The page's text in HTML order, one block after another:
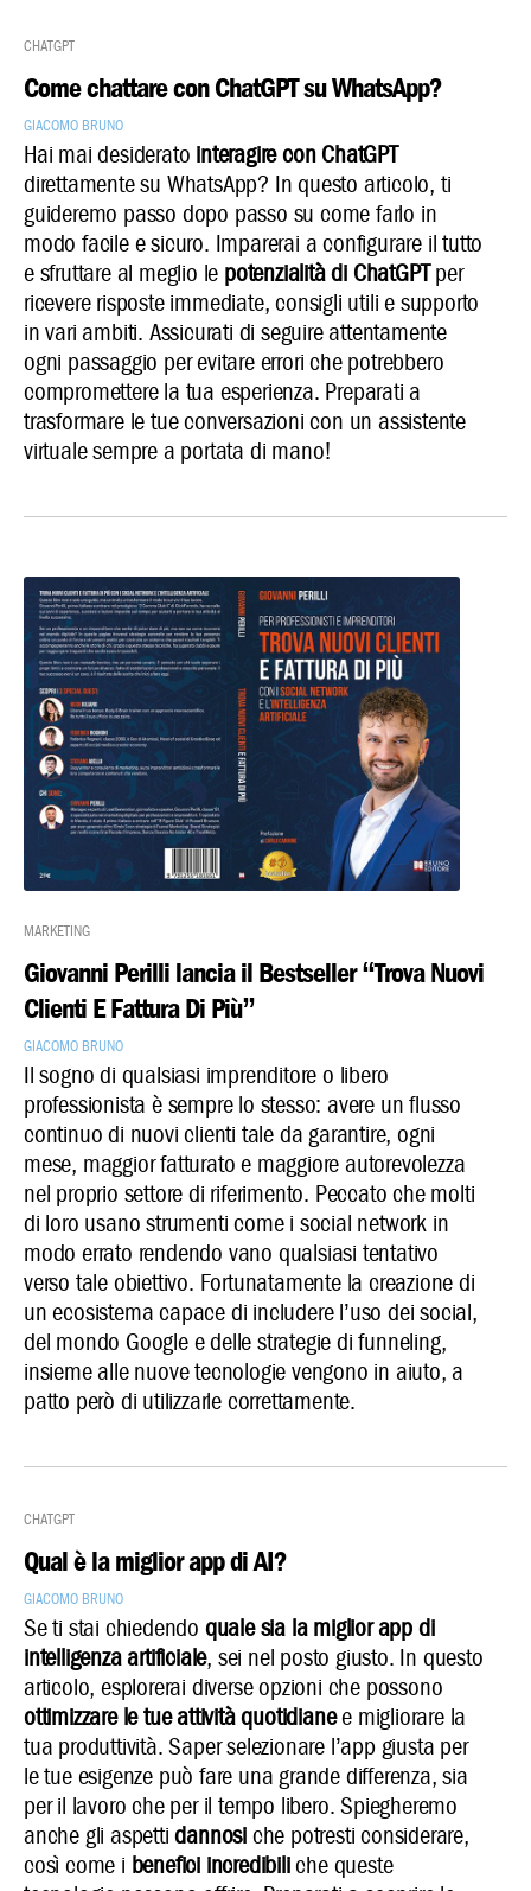
ChatGPT
Come chattare con ChatGPT su WhatsApp?
Giacomo Bruno
Hai mai desiderato interagire con ChatGPT
direttamente su WhatsApp? In questo articolo, ti
guideremo passo dopo passo su come farlo in
modo facile e sicuro. Imparerai a configurare il tutto
e sfruttare al meglio le potenzialità di ChatGPTper
ricevere risposte immediate, consigli utili e supporto
in vari ambiti. Assicurati di seguire attentamente
ogni passaggio per evitare errori che potrebbero
compromettere la tua esperienza. Preparati a
trasformare le tue conversazioni con un assistente
virtuale sempre a portata di mano!
Marketing
Giovanni Perilli lancia il Bestseller “Trova Nuovi
Clienti E Fattura Di Più”
Giacomo Bruno
Il sogno di qualsiasi imprenditore o libero
professionista è sempre lo stesso: avere un flusso
continuo di nuovi clienti tale da garantire, ogni
mese, maggior fatturato e maggiore autorevolezza
nel proprio settore di riferimento. Peccato che molti
di loro usano strumenti come i social network in
modo errato rendendo vano qualsiasi tentativo
verso tale obiettivo. Fortunatamente la creazione di
un ecosistema capace di includere l’uso dei social,
del mondo Google e delle strategie di funneling,
insieme alle nuove tecnologie vengono in aiuto, a
patto però di utilizzarle correttamente.
ChatGPT
Qual è la miglior app di AI?
Giacomo Bruno
Se ti stai chiedendo quale sia la miglior app di
intelligenza artificiale, sei nel posto giusto. In questo
articolo, esplorerai diverse opzioni che possono
ottimizzare le tue attività quotidianee migliorare la
tua produttività. Saper selezionare l’app giusta per
le tue esigenze può fare una grande differenza, sia
per il lavoro che per il tempo libero. Spiegheremo
anche gli aspettidannosi che potresti considerare,
così come i benefici incredibiliche queste